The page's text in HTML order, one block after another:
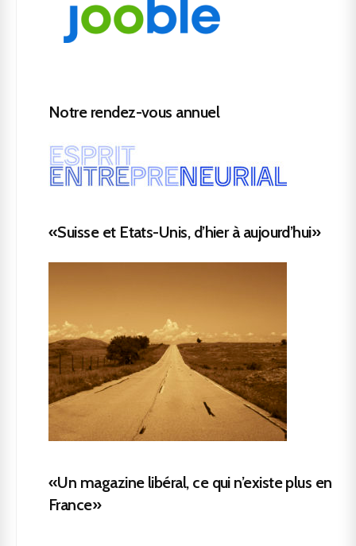
Notre rendez-vous annuel
«Suisse et Etats-Unis, d’hier à aujourd’hui»
«Un magazine libéral, ce qui n’existe plus en
France»